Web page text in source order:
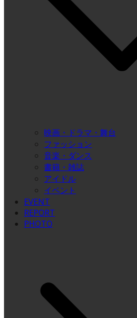
映画・ドラマ・舞台
ファッション
音楽・ダンス
書籍・雑誌
アイドル
イベント
EVENT
REPORT
PHOTO